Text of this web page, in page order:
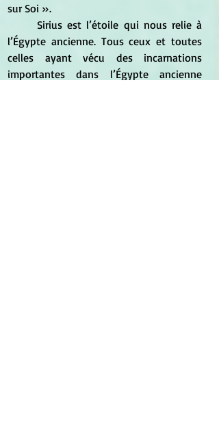
sur Soi ».
l’Égypte ancienne. Tous ceux et toutes
celles ayant vécu des incarnations
importantes dans l’Égypte ancienne